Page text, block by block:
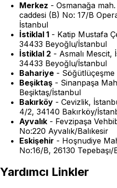
Merkez - Osmanağa
caddesi (B) No: 17/B
İstanbul
İstiklal 1 - Katip Mustafa
34433 Beyoğlu/İstanbul
İstiklal 2 - Asmalı Mescit,
34433 Beyoğlu/İstanbul
Bahariye - Söğütlüçeşme
Beşiktaş - Sinanpaşa
Beşiktaş/İstanbul
Bakırköy - Cevizlik,
4/2, 34140 Bakırköy/
Ayvalık - Fevzipaşa
No:220 Ayvalık/Balıkesir
Eskişehir - Hoşnudiye
No:16/B, 26130 Tepebaşı/
Yardımcı Linkler